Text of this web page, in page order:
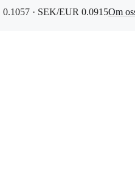
· SEK/EUR 0.0915Om